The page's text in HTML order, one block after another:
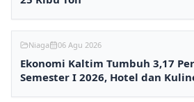
Niaga 06 Agu 2026
Ekonomi Kaltim Tumbuh 3,17
Semester I 2026, Hotel dan